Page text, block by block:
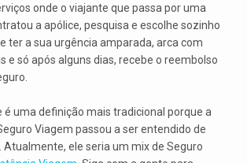
onde o viajante que passa por uma
a apólice, pesquisa e escolhe sozinho
ter a sua urgência amparada, arca com
e só após alguns dias, recebe o reembolso
é uma definição mais tradicional porque a
Viagem passou a ser entendido de
ele seria um mix de Seguro